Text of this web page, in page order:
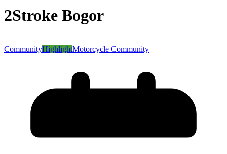
2Stroke Bogor
CommunityHighlightMotorcycle Community